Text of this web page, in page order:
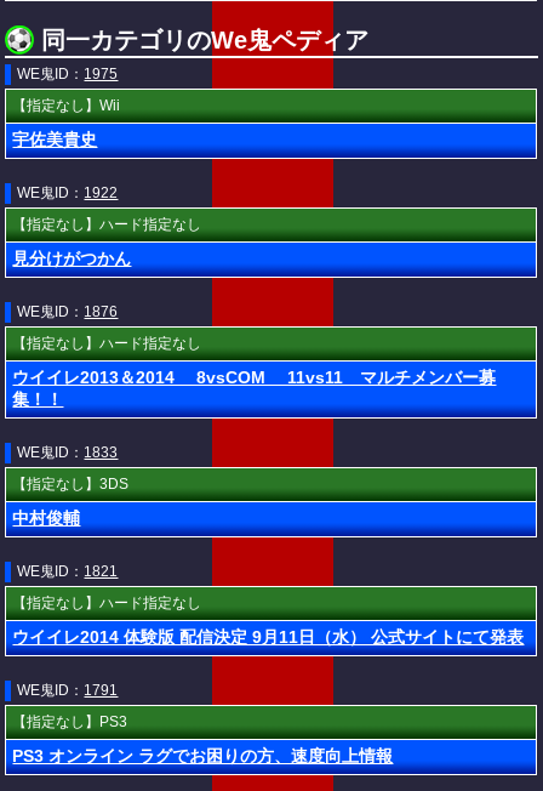
同一カテゴリのWe鬼ペディア
WE鬼ID： 1975
【指定なし】Wii
宇佐美貴史
WE鬼ID： 1922
【指定なし】ハード指定なし
見分けがつかん
WE鬼ID： 1876
【指定なし】ハード指定なし
ウイイレ2013＆2014 8vsCOM 11vs11 マルチメンバー募
集！！
WE鬼ID： 1833
【指定なし】3DS
中村俊輔
WE鬼ID： 1821
【指定なし】ハード指定なし
ウイイレ2014 体験版 配信決定 9月11日（水） 公式サイトにて発表
WE鬼ID： 1791
【指定なし】PS3
PS3 オンライン ラグでお困りの方、速度向上情報